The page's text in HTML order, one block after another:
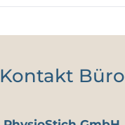
Kontakt Büro